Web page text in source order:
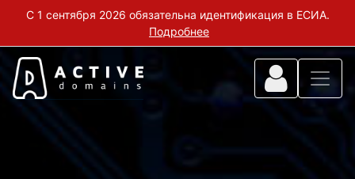
С 1 сентября 2026 обязательна идентификация в ЕСИА.
Подробнее